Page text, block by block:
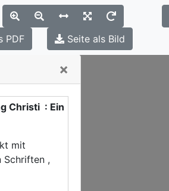
×
Christi : Ein
mit
Schriften ,
PDF Seite als Bild